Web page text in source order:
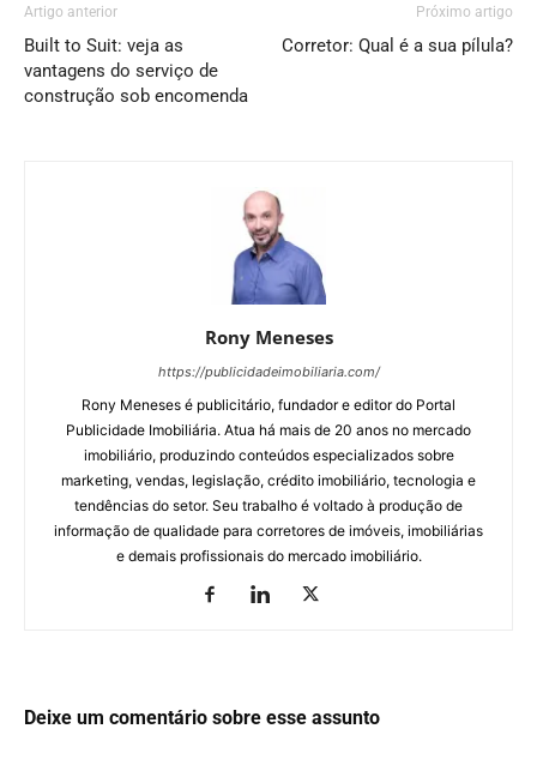
Artigo anterior
Built to Suit: veja as
vantagens do serviço de
construção sob encomenda
Próximo artigo
Corretor: Qual é a sua pílula?
Rony Meneses
https://publicidadeimobiliaria.com/
Rony Meneses é publicitário, fundador e editor do Portal
Publicidade Imobiliária. Atua há mais de 20 anos no mercado
imobiliário, produzindo conteúdos especializados sobre
marketing, vendas, legislação, crédito imobiliário, tecnologia e
tendências do setor. Seu trabalho é voltado à produção de
informação de qualidade para corretores de imóveis, imobiliárias
e demais profissionais do mercado imobiliário.
Deixe um comentário sobre esse assunto